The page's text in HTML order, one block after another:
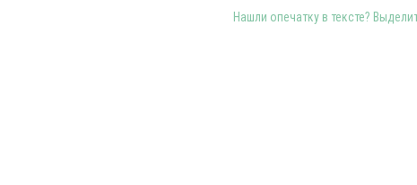
Нашли опечатку в тексте?